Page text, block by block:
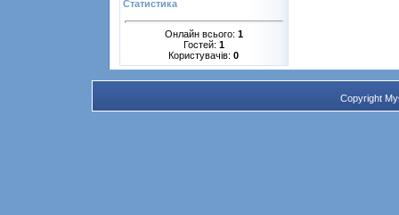
Статистика
Онлайн всього: 1
Гостей: 1
Користувачів: 0
Copyright